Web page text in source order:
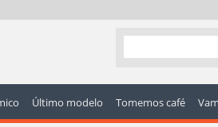
Último modelo Tomemos café